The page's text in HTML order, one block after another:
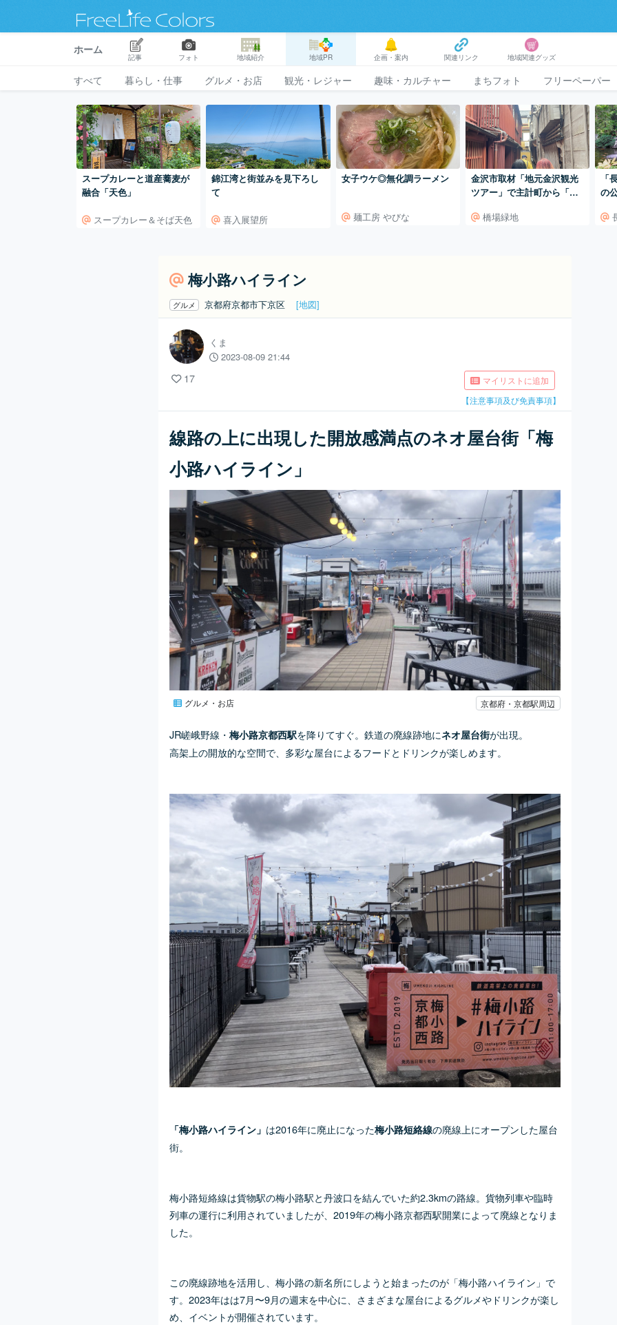
ホーム
記事 フォト 地域紹介 地域PR 企画・案内 関連リンク 地域関連グッズ
すべて 暮らし・仕事 グルメ・お店 観光・レジャー 趣味・カルチャー まちフォト フリーペーパー
スープカレーと道産蕎麦が
融合「天色」
スープカレー＆そば天色
錦江湾と街並みを見下ろし
て
喜入展望所
女子ウケ◎無化調ラーメン
麺工房 やびな
金沢市取材「地元金沢観光
ツアー」で主計町から「こ
橋場緑地
「
の
梅小路ハイライン
グルメ 京都府京都市下京区 [地図]
くま
2023-08-09 21:44
17
マイリストに追加
【注意事項及び免責事項】
線路の上に出現した開放感満点のネオ屋台街「梅
小路ハイライン」
グルメ・お店 京都府・京都駅周辺
JR嵯峨野線・ 梅小路京都西駅を降りてすぐ。鉄道の廃線跡地にネオ屋台街が出現。
高架上の開放的な空間で、多彩な屋台によるフードとドリンクが楽しめます。
「梅小路ハイライン」 は2016年に廃止になった梅小路短絡線の廃線上にオープンした屋台
街。
梅小路短絡線は貨物駅の梅小路駅と丹波口を結んでいた約2.3kmの路線。貨物列車や臨時
列車の運行に利用されていましたが、2019年の梅小路京都西駅開業によって廃線となりま
した。
この廃線跡地を活用し、梅小路の新名所にしようと始まったのが「梅小路ハイライン」で
す。2023年はは7月〜9月の週末を中心に、さまざまな屋台によるグルメやドリンクが楽し
め、イベントが開催されています。